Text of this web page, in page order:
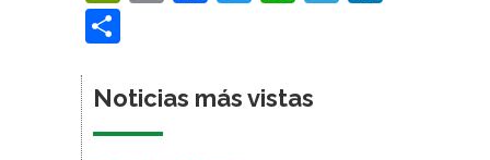
Noticias más vistas